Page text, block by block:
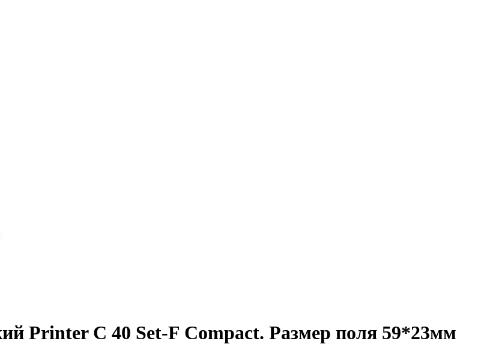
Printer С 40 Set-F Compact. Размер поля 59*23мм